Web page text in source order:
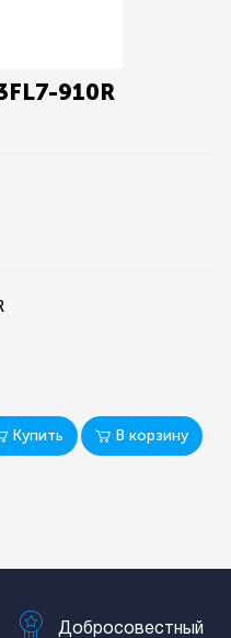
910R
Купить В корзину
Добросовестный